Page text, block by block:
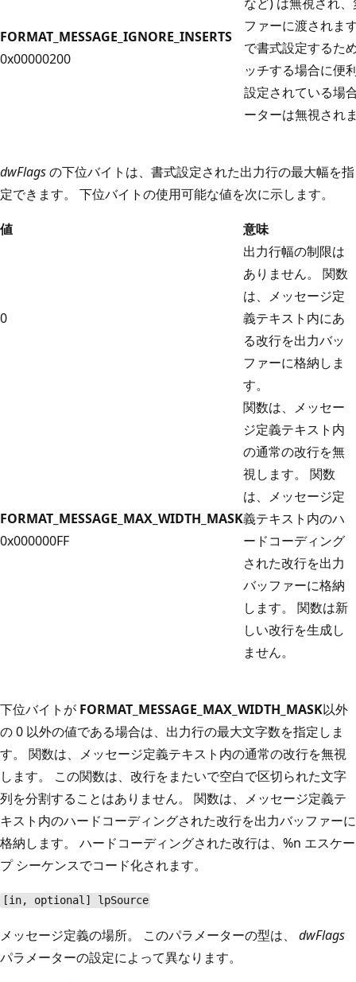
FORMAT_MESSAGE_IGNORE_INSERTS
0x00000200
ファーに渡されま
で書式設定するた
ッチする場合に便
設定されている場
ーターは無視され
dwFlagsの下位バイトは、書式設定された出力行の最大幅を指
定できます。 下位バイトの使用可能な値を次に示します。
値
意味
0
出力行幅の制限は
ありません。 関数
は、メッセージ定
義テキスト内にあ
る改行を出力バッ
ファーに格納しま
す。
FORMAT_MESSAGE_MAX_WIDTH_MASK
0x000000FF
関数は、メッセー
ジ定義テキスト内
の通常の改行を無
視します。 関数
は、メッセージ定
義テキスト内のハ
ードコーディング
された改行を出力
バッファーに格納
します。 関数は新
しい改行を生成し
ません。
下位バイトが FORMAT_MESSAGE_MAX_WIDTH_MASK以外
の 0 以外の値である場合は、出力行の最大文字数を指定しま
す。 関数は、メッセージ定義テキスト内の通常の改行を無視
します。 この関数は、改行をまたいで空白で区切られた文字
列を分割することはありません。 関数は、メッセージ定義テ
キスト内のハードコーディングされた改行を出力バッファーに
格納します。 ハードコーディングされた改行は、%n エスケー
プ シーケンスでコード化されます。
[in, optional] lpSource
メッセージ定義の場所。 このパラメーターの型は、 dwFlags
パラメーターの設定によって異なります。